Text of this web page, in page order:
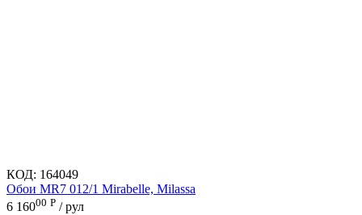
КОД: 164049
Обои MR7 012/1 Mirabelle, Milassa
6 16000 Р / рул